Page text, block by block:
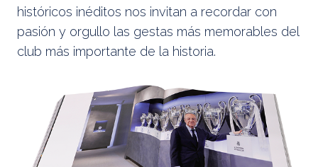
históricos inéditos nos invitan a recordar con
pasión y orgullo las gestas más memorables del
club más importante de la historia.